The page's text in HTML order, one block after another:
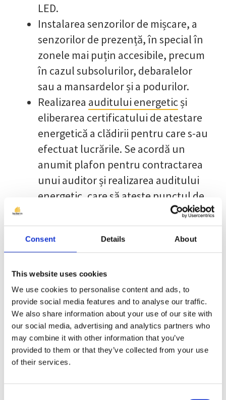
Consent Details About
This website uses cookies
We use cookies to personalise content and ads, to
provide social media features and to analyse our traffic.
We also share information about your use of our site with
our social media, advertising and analytics partners who
may combine it with other information that you’ve
provided to them or that they’ve collected from your use
of their services.
LED.
Instalarea senzorilor de mișcare, a
senzorilor de prezență, în special în
zonele mai puțin accesibile, precum
în cazul subsolurilor, debaralelor
sau a mansardelor și a podurilor.
Realizarea auditului energeticși
eliberarea certificatului de atestare
energetică a clădirii pentru care s-au
efectuat lucrările. Se acordă un
anumit plafon pentru contractarea
unui auditor și realizarea auditului
energetic, care să ateste punctul de
plecare și necesitățile clădirii înainte
de începerea lucrărilor. În urma
auditului clădirea va fi încadrată în
a fi specificate problemele întâlnite
și soluțiile agreate pentru
remedierea lor.
O dată ce o aplicație este considerată
validă, fondurile pot fi folosite pentru
lucrări de reabilitare, durata în care un
de 16 luni. Decontarea se face ulterior